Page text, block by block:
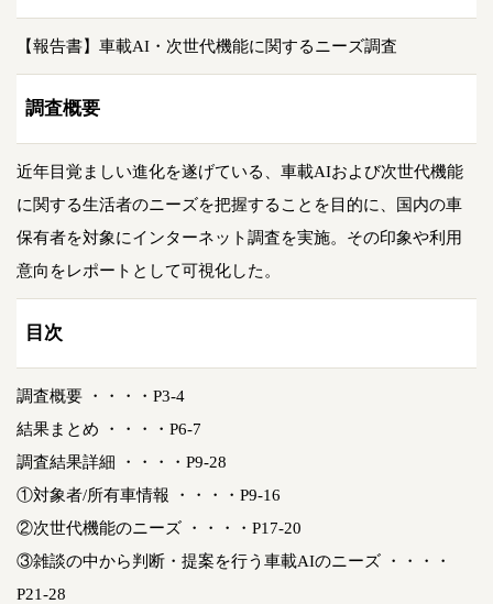
【報告書】車載AI・次世代機能に関するニーズ調査
調査概要
近年目覚ましい進化を遂げている、車載AIおよび次世代機能
に関する生活者のニーズを把握することを目的に、国内の車
保有者を対象にインターネット調査を実施。その印象や利用
意向をレポートとして可視化した。
目次
調査概要 ・・・・P3-4
結果まとめ ・・・・P6-7
調査結果詳細 ・・・・P9-28
①対象者/所有車情報 ・・・・P9-16
②次世代機能のニーズ ・・・・P17-20
③雑談の中から判断・提案を行う車載AIのニーズ ・・・・
P21-28